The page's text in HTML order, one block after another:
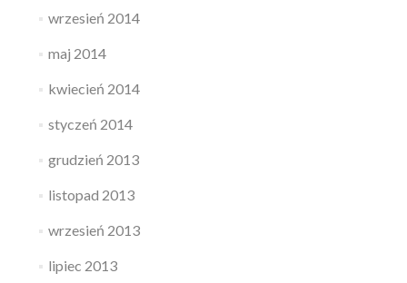
wrzesień 2014
maj 2014
kwiecień 2014
styczeń 2014
grudzień 2013
listopad 2013
wrzesień 2013
lipiec 2013